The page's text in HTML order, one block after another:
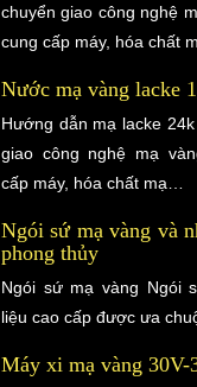
chuyển giao công nghệ
cung cấp máy, hóa chất
Nước mạ vàng lacke
Hướng dẫn mạ lacke
giao công nghệ mạ
cấp máy, hóa chất mạ…
Ngói sứ mạ vàng và
phong thủy
Ngói sứ mạ vàng Ngói
liệu cao cấp được ưa
Máy xi mạ vàng 30V-